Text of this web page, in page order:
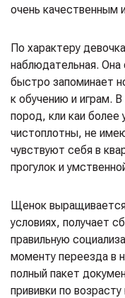
очень качественным
По характеру
наблюдательная. Она
быстро запоминает
к обучению и играм.
пород, кли каи более
чистоплотны, не
чувствуют себя в
прогулок и
Щенок
условиях, получает
правильную
моменту переезда в
полный пакет
прививки по